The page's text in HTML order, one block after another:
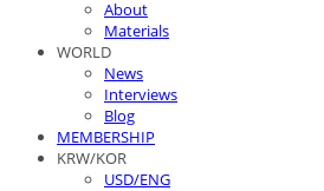
About
Materials
WORLD
News
Interviews
Blog
MEMBERSHIP
KRW/KOR
USD/ENG